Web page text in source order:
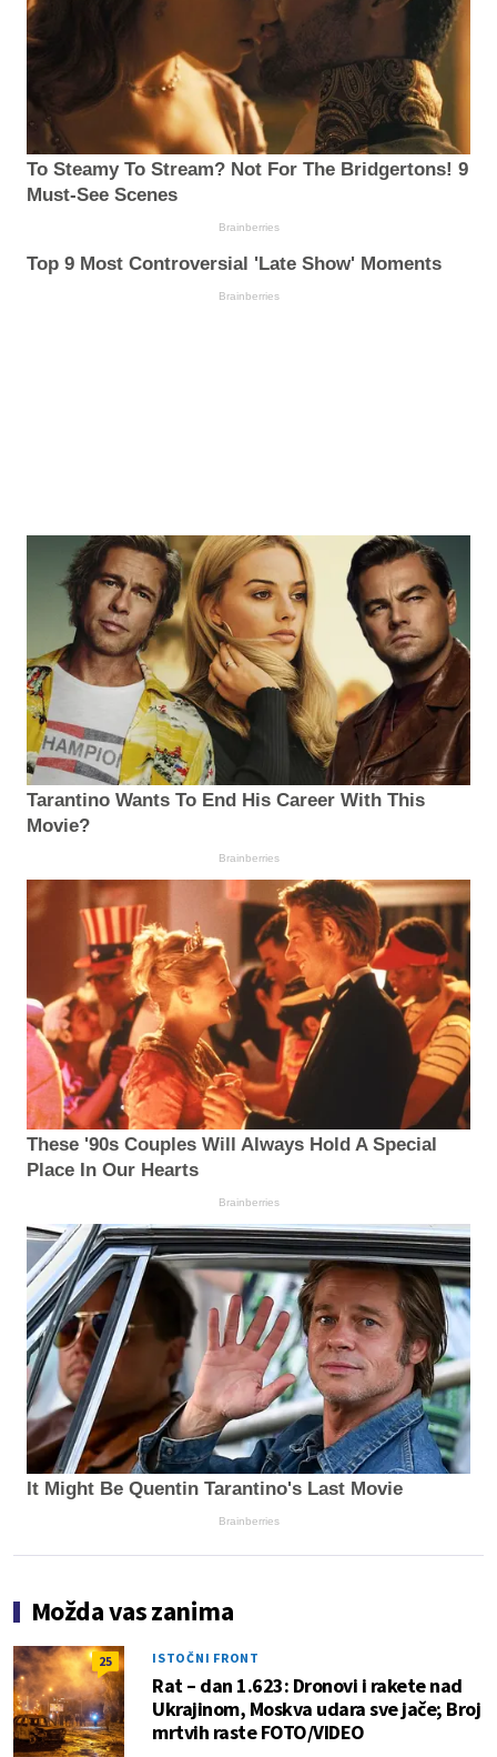
To Steamy To Stream? Not For The Bridgertons! 9
Must-See Scenes
Brainberries
Top 9 Most Controversial 'Late Show' Moments
Brainberries
Tarantino Wants To End His Career With This
Movie?
Brainberries
These '90s Couples Will Always Hold A Special
Place In Our Hearts
Brainberries
It Might Be Quentin Tarantino's Last Movie
Brainberries
Možda vas zanima
25 ISTOČNI FRONT
Rat – dan 1.623: Dronovi i rakete nad
Ukrajinom, Moskva udara sve jače; Broj
mrtvih raste FOTO/VIDEO